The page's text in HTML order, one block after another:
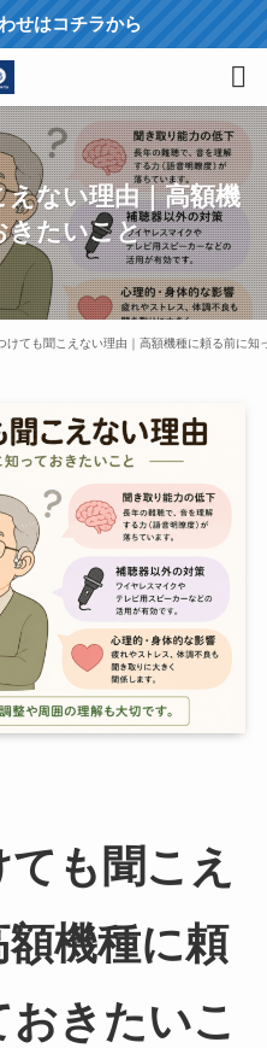
せはコチラから
ない理由｜高額機
きたいこと
けても聞こえない理由｜高額機種に頼る前に知
も聞こえ
機種に頼
きたいこ